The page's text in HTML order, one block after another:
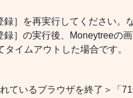
］を再実行してください。な
録］の実行後、Moneytreeの
イムアウトした場合です。
ているブラウザを終了＞「